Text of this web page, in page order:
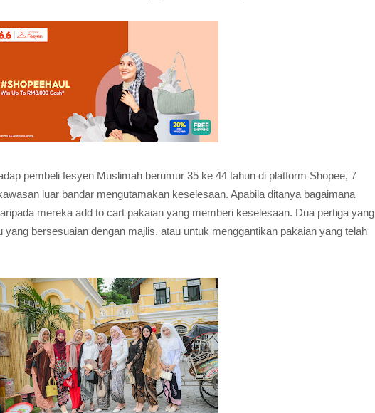
pembeli fesyen Muslimah berumur 35 ke 44 tahun di platform Shopee, 7
luar bandar mengutamakan keselesaan. Apabila ditanya bagaimana
mereka add to cart pakaian yang memberi keselesaan. Dua pertiga yang
yang bersesuaian dengan majlis, atau untuk menggantikan pakaian yang telah